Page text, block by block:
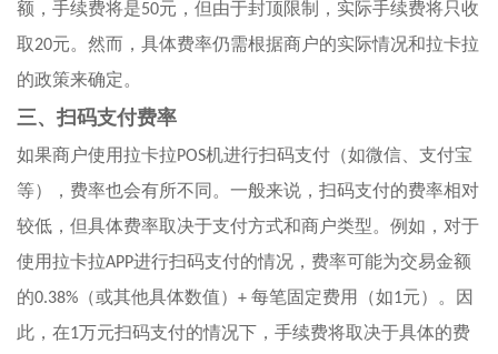
额，手续费将是50元，但由于封顶限制，实际手续费将只收
取20元。然而，具体费率仍需根据商户的实际情况和拉卡拉
的政策来确定。
三、扫码支付费率
如果商户使用拉卡拉POS机进行扫码支付（如微信、支付宝
等），费率也会有所不同。一般来说，扫码支付的费率相对
较低，但具体费率取决于支付方式和商户类型。例如，对于
使用拉卡拉APP进行扫码支付的情况，费率可能为交易金额
的0.38% （或其他具体数值） + 每笔固定费用（如1元）。因
此，在1万元扫码支付的情况下，手续费将取决于具体的费